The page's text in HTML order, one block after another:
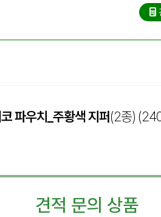
10
더스트백
파우치_주황색 지퍼(2종)
견적 문의 상품